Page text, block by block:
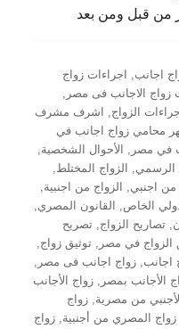
من قبل ومن بعد
اجانب,
اجراءات زواج
زواج الاجانب فى مصر ,
الزواج,
اشرف مشرف
محامي زواج اجانب في
في مصر , الأحوال الشخصية,
الرسمي, الزواج المختلط,
من اجنبي, الزواج من اجنبية,
الخاص, القانون المصري,
,تصاريح الزواج,تصريح
الزواج في مصر ,توثيق زواج,
اجانب,زواج اجانب فى مصر ,
الأجانب بمصر ,زواج الأجانب
من مصرية,زواج
زواج المصري من أجنبية,زواج